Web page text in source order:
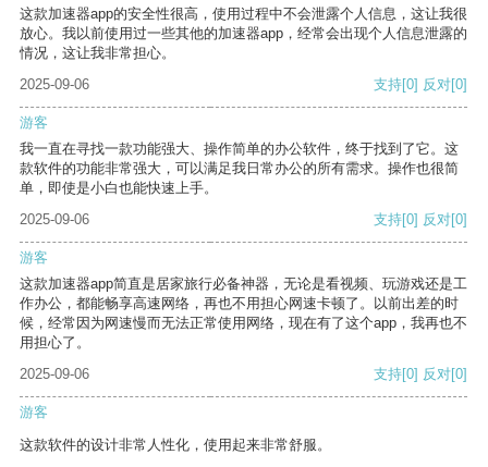
这款加速器app的安全性很高，使用过程中不会泄露个人信息，这让我很
放心。我以前使用过一些其他的加速器app，经常会出现个人信息泄露的
情况，这让我非常担心。
2025-09-06
支持[0] 反对[0]
游客
我一直在寻找一款功能强大、操作简单的办公软件，终于找到了它。这
款软件的功能非常强大，可以满足我日常办公的所有需求。操作也很简
单，即使是小白也能快速上手。
2025-09-06
支持[0] 反对[0]
游客
这款加速器app简直是居家旅行必备神器，无论是看视频、玩游戏还是工
作办公，都能畅享高速网络，再也不用担心网速卡顿了。以前出差的时
候，经常因为网速慢而无法正常使用网络，现在有了这个app，我再也不
用担心了。
2025-09-06
支持[0] 反对[0]
游客
这款软件的设计非常人性化，使用起来非常舒服。